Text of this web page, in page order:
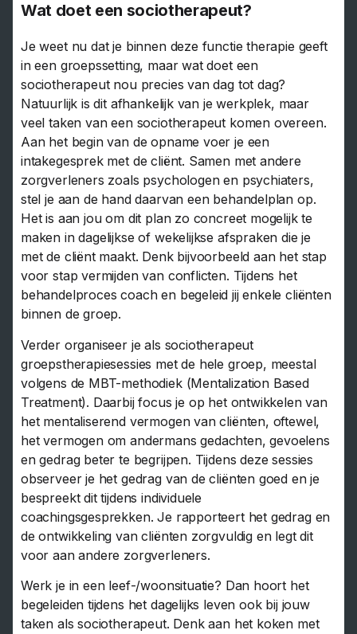
Wat doet een sociotherapeut?
Je weet nu dat je binnen deze functie therapie geeft
in een groepssetting, maar wat doet een
sociotherapeut nou precies van dag tot dag?
Natuurlijk is dit afhankelijk van je werkplek, maar
veel taken van een sociotherapeut komen overeen.
Aan het begin van de opname voer je een
intakegesprek met de cliënt. Samen met andere
zorgverleners zoals psychologen en psychiaters,
stel je aan de hand daarvan een behandelplan op.
Het is aan jou om dit plan zo concreet mogelijk te
maken in dagelijkse of wekelijkse afspraken die je
met de cliënt maakt. Denk bijvoorbeeld aan het stap
voor stap vermijden van conflicten. Tijdens het
behandelproces coach en begeleid jij enkele cliënten
binnen de groep.
Verder organiseer je als sociotherapeut
groepstherapiesessies met de hele groep, meestal
volgens de MBT-methodiek (Mentalization Based
Treatment). Daarbij focus je op het ontwikkelen van
het mentaliserend vermogen van cliënten, oftewel,
het vermogen om andermans gedachten, gevoelens
en gedrag beter te begrijpen. Tijdens deze sessies
observeer je het gedrag van de cliënten goed en je
bespreekt dit tijdens individuele
coachingsgesprekken. Je rapporteert het gedrag en
de ontwikkeling van cliënten zorgvuldig en legt dit
voor aan andere zorgverleners.
Werk je in een leef-/woonsituatie? Dan hoort het
begeleiden tijdens het dagelijks leven ook bij jouw
taken als sociotherapeut. Denk aan het koken met